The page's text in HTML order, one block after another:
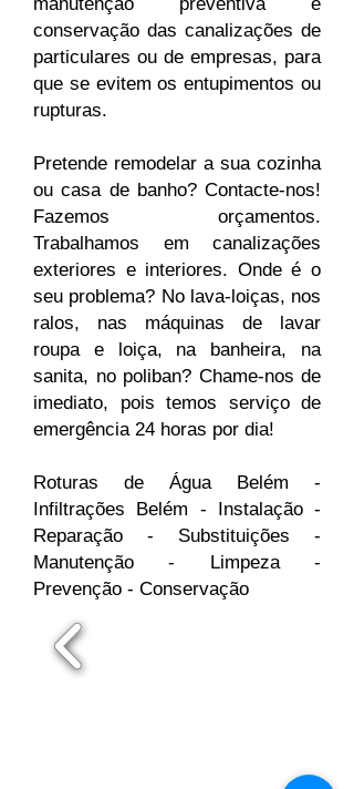
conservação das canalizações de
particulares ou de empresas, para
que se evitem os entupimentos ou
rupturas.
Pretende remodelar a sua cozinha
ou casa de banho? Contacte-nos!
Fazemos orçamentos.
Trabalhamos em canalizações
exteriores e interiores. Onde é o
seu problema? No lava-loiças, nos
ralos, nas máquinas de lavar
roupa e loiça, na banheira, na
sanita, no poliban? Chame-nos de
imediato, pois temos serviço de
emergência 24 horas por dia!
Roturas de Água Belém -
Infiltrações Belém - Instalação -
Reparação - Substituições -
Manutenção - Limpeza -
Prevenção - Conservação